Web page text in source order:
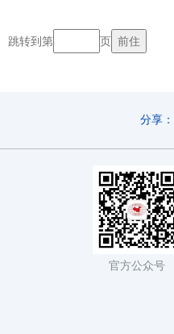
跳转到第 页
分享：
官方公众号